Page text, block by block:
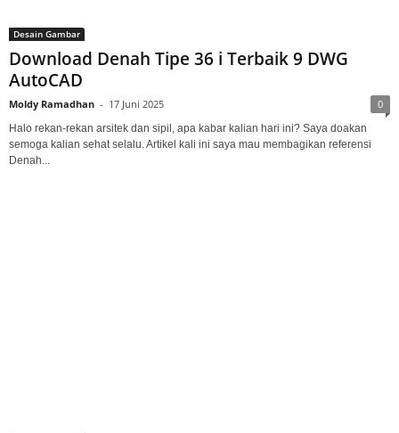
Desain Gambar
Download Denah Tipe 36 i Terbaik 9 DWG
AutoCAD
Moldy Ramadhan - 17 Juni 2025 0
Halo rekan-rekan arsitek dan sipil, apa kabar kalian hari ini? Saya doakan
semoga kalian sehat selalu. Artikel kali ini saya mau membagikan referensi
Denah...